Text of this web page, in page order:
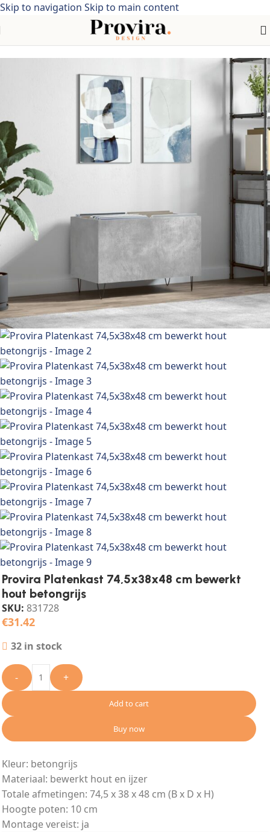
Skip to navigation Skip to main content
industriële stijl
Provira Platenkast 74,5x38x48 cm bewerkt
hout betongrijs
SKU: 831728
€31.42
32 in stock
- +
Add to cart
Buy now
Kleur: betongrijs
Materiaal: bewerkt hout en ijzer
Totale afmetingen: 74,5 x 38 x 48 cm (B x D x H)
Hoogte poten: 10 cm
Montage vereist: ja